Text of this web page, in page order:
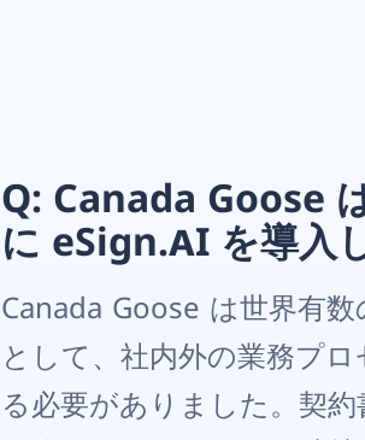
Q: Canada Goose
に eSign.AI を導入
Canada Goose は世界有
として、社内外の業務プ
る必要がありました。契